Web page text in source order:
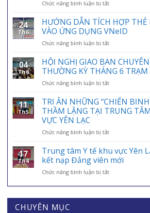
Chức năng bình luận bị tắtở
ỨNG
NGÀY
BẢO
HIỂM
TẾ
VIỆT
01/7:
HIỂM
Y
ĐIỂM
AN
SINH,
KHÓA
BẢO
24
Th6
HƯỚNG DẪN TÍCH HỢP THẺ
VÀO ỨNG DỤNG VNeID
Chức năng bình luận bị tắtở
DẪN
TÍCH
HỢP
THẺ
HIỂM
Y
ỨNG
VNeID
04
Th6
HỘI NGHỊ GIAO BAN
THƯỜNG KỲ THÁNG 6 TRẠM
Chức năng bình luận bị tắtở
NGHỊ
GIAO
BAN
MÔN
KỲ
THÁNG
6
TRẠM
CÁC
11
Th5
TRI ÂN NHỮNG “CHIẾN
THẦM LẶNG TẠI TRUNG
VỰC YÊN LẠC
Chức năng bình luận bị tắtở
ÂN
NHỮNG
“CHIẾN
BINH
TRẮNG”
THẦM
17
Th4
Trung tâm Y tế khu vực Yên
kết nạp Đảng viên mới
Chức năng bình luận bị tắtở
tâm
CHUYÊN MỤC